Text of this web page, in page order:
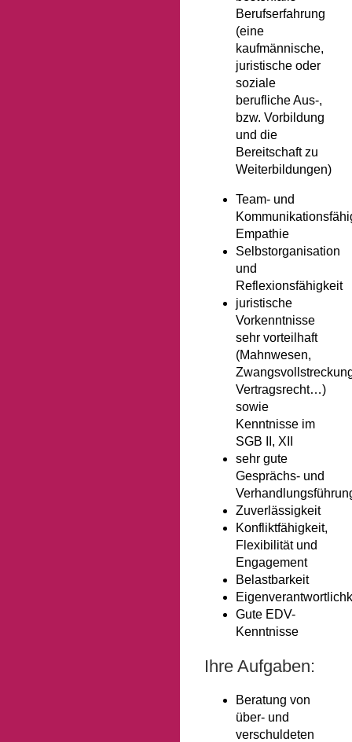
Berufserfahrung
(eine
kaufmännische,
juristische oder
soziale
berufliche Aus-,
bzw. Vorbildung
und die
Bereitschaft zu
Weiterbildungen)
Team- und
Empathie
Selbstorganisation
und
Reflexionsfähigkeit
juristische
Vorkenntnisse
sehr vorteilhaft
(Mahnwesen,
Vertragsrecht…)
sowie
Kenntnisse im
SGB II, XII
sehr gute
Gesprächs- und
Zuverlässigkeit
Konfliktfähigkeit,
Flexibilität und
Engagement
Belastbarkeit
Gute EDV-
Kenntnisse
Ihre Aufgaben:
Beratung von
über- und
verschuldeten